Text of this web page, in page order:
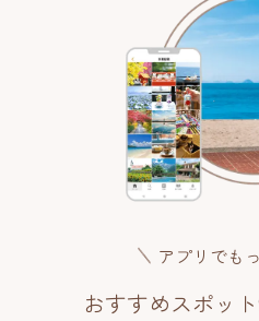
アプリでも
おすすめスポッ